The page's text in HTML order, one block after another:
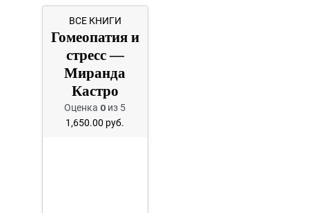
ВСЕ КНИГИ
Гомеопатия и
стресс —
Миранда
Кастро
Оценка 0 из 5
1,650.00 руб.